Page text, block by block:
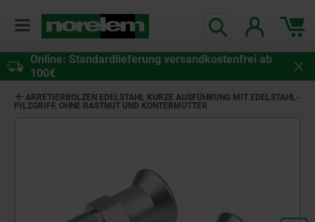
Online: Standardlieferung versandkostenfrei ab
100€
ARRETIERBOLZEN EDELSTAHL KURZE AUSFÜHRUNG MIT EDELSTAHL-
PILZGRIFF, OHNE RASTNUT UND KONTERMUTTER